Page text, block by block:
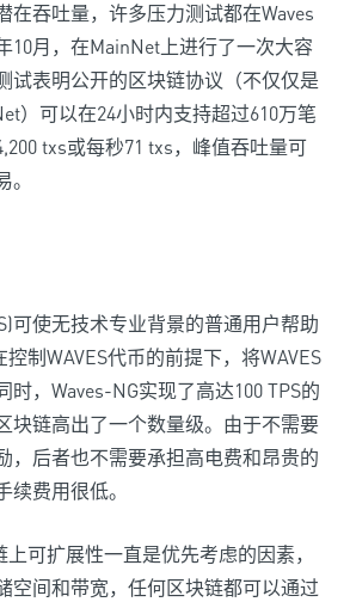
在吞吐量，许多压力测试都在Waves
10月，在MainNet上进行了一次大容
试表明公开的区块链协议（不仅仅是
）可以在24小时内支持超过610万笔
txs或每秒71 txs，峰值吞吐量可
可使无技术专业背景的普通用户帮助
制WAVES代币的前提下，将WAVES
时，Waves-NG实现了高达100 TPS的
块链高出了一个数量级。由于不需要
，后者也不需要承担高电费和昂贵的
费用很低。
上可扩展性一直是优先考虑的因素，
空间和带宽，任何区块链都可以通过